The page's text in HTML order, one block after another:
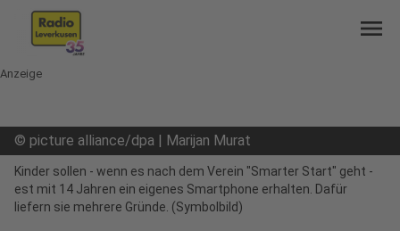
menu
Anzeige
© picture alliance/dpa | Marijan Murat
Kinder sollen - wenn es nach dem Verein "Smarter Start" geht -
est mit 14 Jahren ein eigenes Smartphone erhalten. Dafür
liefern sie mehrere Gründe. (Symbolbild)